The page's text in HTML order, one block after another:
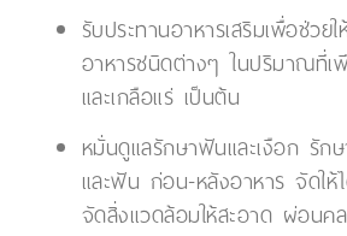
รับประทานอาหารเสริมเพื่อช่วย
อาหารชนิดต่างๆ ในปริมาณที่
และเกลือแร่ เป็นต้น
หมั่นดูแลรักษาฟันและเงือก รัก
และฟัน ก่อน-หลังอาหาร จัดใ
จัดสิ่งแวดล้อมให้สะอาด ผ่อนค